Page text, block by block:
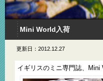
Mini World入荷
更新日：2012.12.27
イギリスのミニ専門誌、